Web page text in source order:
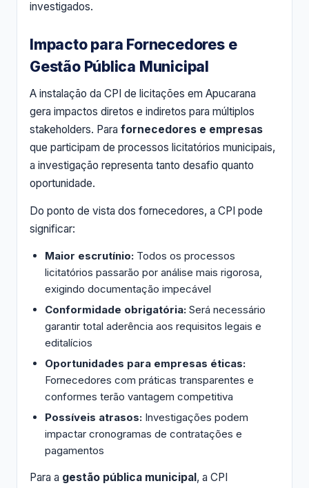
investigados.
Impacto para Fornecedores e
Gestão Pública Municipal
A instalação da CPI de licitações em Apucarana
gera impactos diretos e indiretos para múltiplos
stakeholders. Para fornecedores e empresas
que participam de processos licitatórios municipais,
a investigação representa tanto desafio quanto
oportunidade.
Do ponto de vista dos fornecedores, a CPI pode
significar:
Maior escrutínio: Todos os processos
licitatórios passarão por análise mais rigorosa,
exigindo documentação impecável
Conformidade obrigatória: Será necessário
garantir total aderência aos requisitos legais e
editalícios
Oportunidades para empresas éticas:
Fornecedores com práticas transparentes e
conformes terão vantagem competitiva
Possíveis atrasos: Investigações podem
impactar cronogramas de contratações e
pagamentos
Para a gestão pública municipal, a CPI